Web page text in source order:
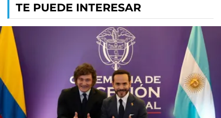
TE PUEDE INTERESAR